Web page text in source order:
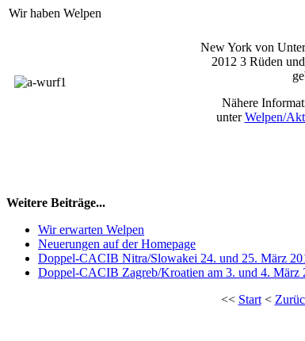
Wir haben Welpen
New York von
2012 3 Rüden
Nähere
unterWelpen/
Weitere Beiträge...
Wir erwarten Welpen
Neuerungen auf der Homepage
Doppel-CACIB Nitra/Slowakei 24. und 25. März
Doppel-CACIB Zagreb/Kroatien am 3. und 4. März
<< Start<